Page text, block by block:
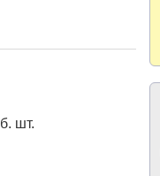
шт.